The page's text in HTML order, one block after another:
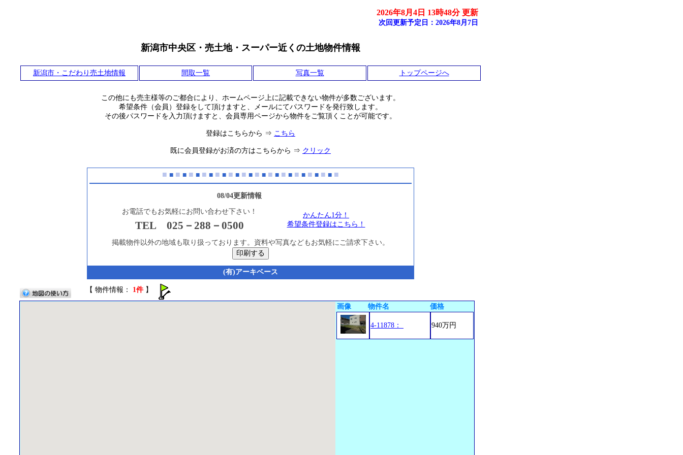
2026年8月4日 13時48分 更新
次回更新予定日：2026年8月7日
新潟市中央区・売土地・スーパー近くの土地物件情報
新潟市・こだわり売土地情報 間取一覧 写真一覧 トップページへ
この他にも売主様等のご都合により、ホームページ上に記載できない物件が多数ございます。
希望条件（会員）登録をして頂けますと、メールにてパスワードを発行致します。
その後パスワードを入力頂けますと、会員専用ページから物件をご覧頂くことが可能です。
登録はこちらから ⇒ こちら
既に会員登録がお済の方はこちらから ⇒ クリック
■ ■ ■ ■ ■ ■ ■ ■ ■ ■ ■ ■ ■ ■ ■ ■ ■ ■ ■ ■ ■ ■ ■ ■ ■ ■ ■
08/04更新情報
お電話でもお気軽にお問い合わせ下さい！
かんたん1分！
希望条件登録はこちら！
TEL 025－288－0500
掲載物件以外の地域も取り扱っております。資料や写真などもお気軽にご請求下さい。
(有)アーキベース
【 物件情報： 1件】
画像 物件名 価格
4-11878： 940万円